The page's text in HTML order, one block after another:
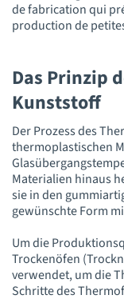
de fabrication qui
production de
Das Prinzip
Kunststoff
Der Prozess des
thermoplastischen
Materialien hinaus
sie in den
gewünschte Form
Um die
Trockenöfen
verwendet, um die
Schritte des